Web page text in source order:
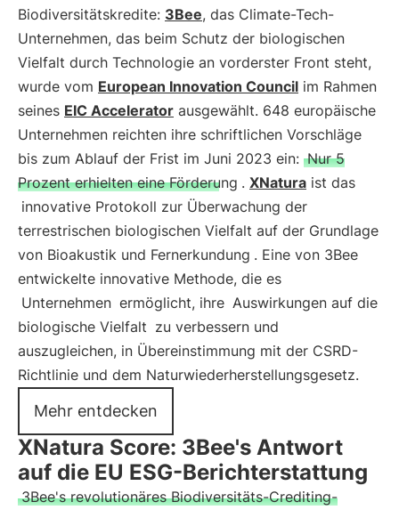
Biodiversitätskredite: 3Bee, das Climate-Tech-
Unternehmen, das beim Schutz der biologischen
Vielfalt durch Technologie an vorderster Front steht,
wurde vom European Innovation Council im Rahmen
seines EIC Accelerator ausgewählt. 648 europäische
Unternehmen reichten ihre schriftlichen Vorschläge
bis zum Ablauf der Frist im Juni 2023 ein: Nur 5
Prozent erhielten eine Förderung . XNatura ist das
innovative Protokoll zur Überwachung der
terrestrischen biologischen Vielfalt auf der Grundlage
von Bioakustik und Fernerkundung . Eine von 3Bee
entwickelte innovative Methode, die es
Unternehmen ermöglicht, ihre Auswirkungen auf die
biologische Vielfalt zu verbessern und
auszugleichen, in Übereinstimmung mit der CSRD-
Richtlinie und dem Naturwiederherstellungsgesetz.
Mehr entdecken
XNatura Score: 3Bee's Antwort
auf die EU ESG-Berichterstattung
3Bee's revolutionäres Biodiversitäts-Crediting-